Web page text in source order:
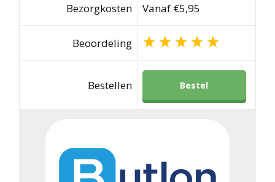
Bezorgkosten Vanaf €5,95
Beoordeling
Bestellen Bestel